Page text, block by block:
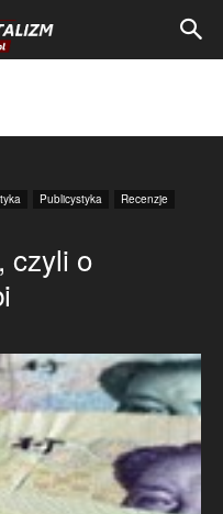
Publicystyka
Recenzje
czyli o